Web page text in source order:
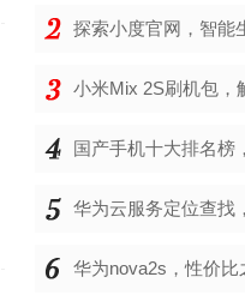
探索小度官网，智能